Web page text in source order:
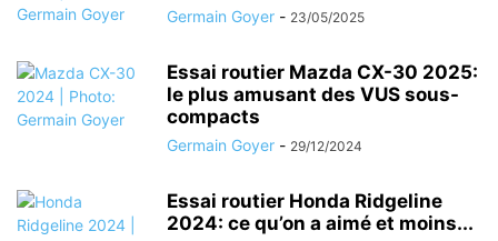
Germain Goyer - 23/05/2025
Essai routier Mazda CX-30 2025:
le plus amusant des VUS sous-
compacts
Germain Goyer - 29/12/2024
Essai routier Honda Ridgeline
2024: ce qu’on a aimé et moins...